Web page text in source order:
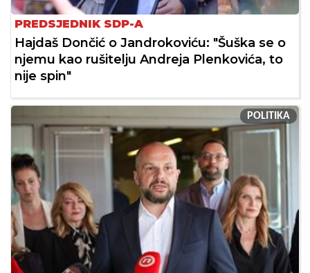
PREDSJEDNIK SDP-A
Hajdaš Dončić o Jandrokoviću: "Šuška se o
njemu kao rušitelju Andreja Plenkovića, to
nije spin"
POLITIKA